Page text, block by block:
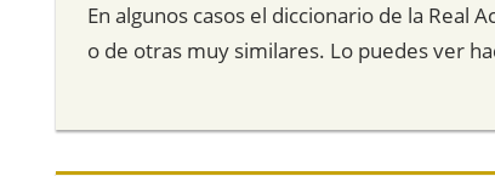
En algunos casos el diccionario de la Real
o de otras muy similares. Lo puedes ver